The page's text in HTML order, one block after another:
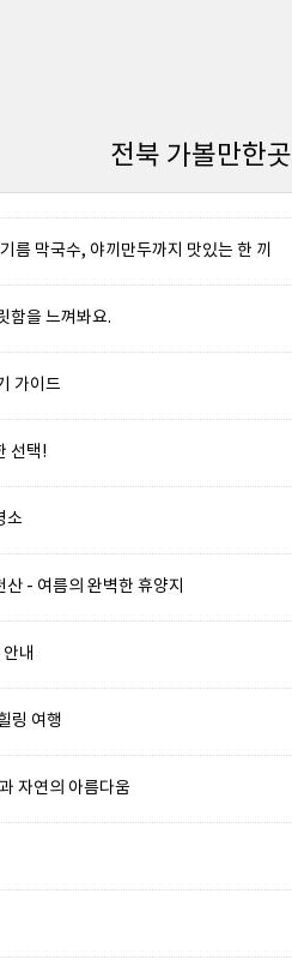
전북 가볼만한곳
름 막국수, 야끼만두까지 맛있는 한 끼
함을 느껴봐요.
가이드
선택!
소
- 여름의 완벽한 휴양지
내
링 여행
자연의 아름다움